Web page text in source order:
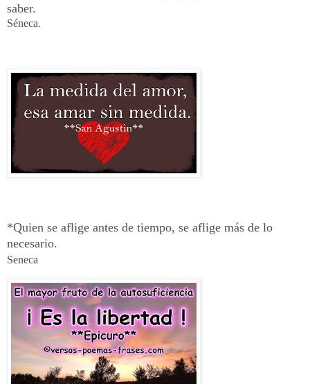
saber.
Séneca.
*Quien se aflige antes de tiempo, se aflige más de lo
necesario.
Seneca